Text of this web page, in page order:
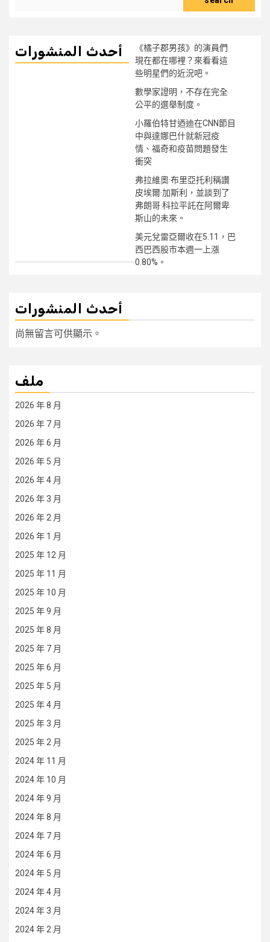
أحدث المنشورات
《橘子郡男孩》的演員們
現在都在哪裡？來看看這
些明星們的近況吧。
數學家證明，不存在完全
公平的選舉制度。
小羅伯特甘迺迪在CNN節目
中與達娜巴什就新冠疫
情、福奇和疫苗問題發生
衝突
弗拉維奧·布里亞托利稱讚
皮埃爾·加斯利，並談到了
弗朗哥·科拉平託在阿爾卑
斯山的未來。
美元兌雷亞爾收在5.11，巴
西巴西股市本週一上漲
0.80%。
أحدث المنشورات
尚無留言可供顯示。
ملف
2026 年 8 月
2026 年 7 月
2026 年 6 月
2026 年 5 月
2026 年 4 月
2026 年 3 月
2026 年 2 月
2026 年 1 月
2025 年 12 月
2025 年 11 月
2025 年 10 月
2025 年 9 月
2025 年 8 月
2025 年 7 月
2025 年 6 月
2025 年 5 月
2025 年 4 月
2025 年 3 月
2025 年 2 月
2024 年 11 月
2024 年 10 月
2024 年 9 月
2024 年 8 月
2024 年 7 月
2024 年 6 月
2024 年 5 月
2024 年 4 月
2024 年 3 月
2024 年 2 月